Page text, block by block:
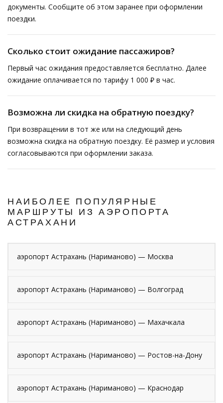
документы. Сообщите об этом заранее при оформлении
поездки.
Сколько стоит ожидание пассажиров?
Первый час ожидания предоставляется бесплатно. Далее
ожидание оплачивается по тарифу 1 000 ₽ в час.
Возможна ли скидка на обратную поездку?
При возвращении в тот же или на следующий день
возможна скидка на обратную поездку. Её размер и условия
согласовываются при оформлении заказа.
НАИБОЛЕЕ ПОПУЛЯРНЫЕ
МАРШРУТЫ ИЗ АЭРОПОРТА
АСТРАХАНИ
аэропорт Астрахань (Нариманово) — Москва
аэропорт Астрахань (Нариманово) — Волгоград
аэропорт Астрахань (Нариманово) — Махачкала
аэропорт Астрахань (Нариманово) — Ростов-на-Дону
аэропорт Астрахань (Нариманово) — Краснодар